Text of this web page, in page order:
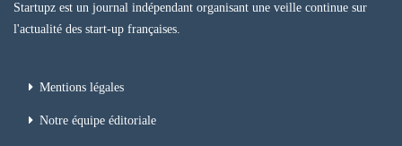
Startupz est un journal indépendant organisant une veille continue sur
l'actualité des start-up françaises.
Mentions légales
Notre équipe éditoriale